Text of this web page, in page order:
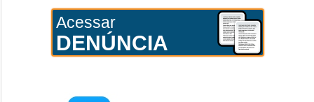
Acessar
DENÚNCIA